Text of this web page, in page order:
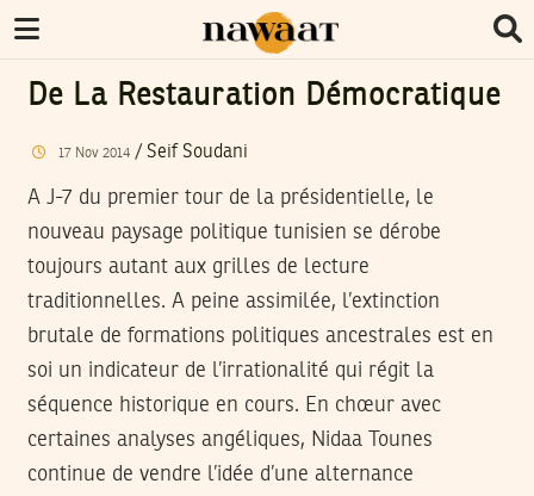
De La Restauration Démocratique
17 Nov 2014/ Seif Soudani
A J-7 du premier tour de la présidentielle, le
nouveau paysage politique tunisien se dérobe
toujours autant aux grilles de lecture
traditionnelles. A peine assimilée, l’extinction
brutale de formations politiques ancestrales est en
soi un indicateur de l’irrationalité qui régit la
séquence historique en cours. En chœur avec
certaines analyses angéliques, Nidaa Tounes
continue de vendre l’idée d’une alternance